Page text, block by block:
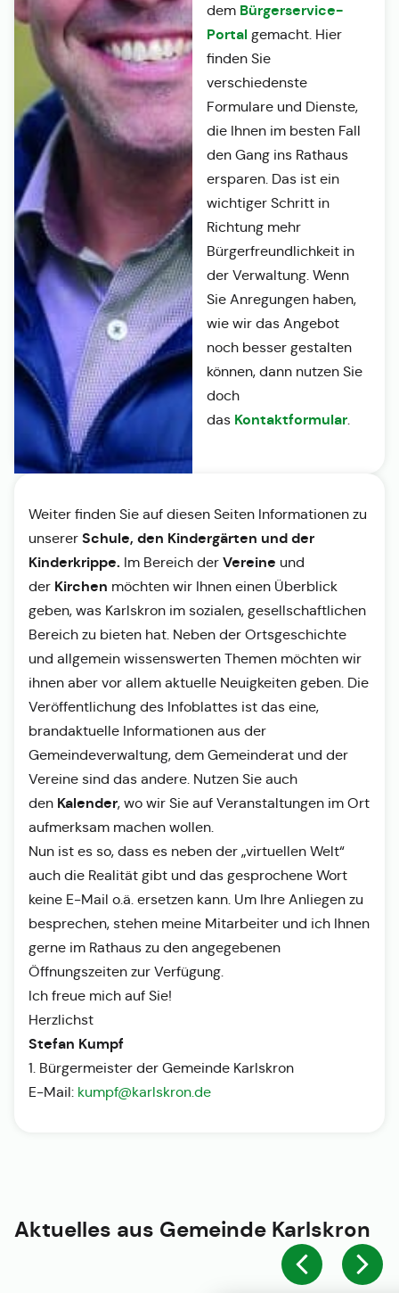
dem Bürgerservice-
Portalgemacht. Hier
finden Sie
verschiedenste
Formulare und Dienste,
die Ihnen im besten Fall
den Gang ins Rathaus
ersparen. Das ist ein
wichtiger Schritt in
Richtung mehr
Bürgerfreundlichkeit in
der Verwaltung. Wenn
Sie Anregungen haben,
wie wir das Angebot
noch besser gestalten
können, dann nutzen Sie
doch
das Kontaktformular.
Weiter finden Sie auf diesen Seiten Informationen zu
unserer Schule, den Kindergärten und der
Kinderkrippe. Im Bereich der Vereine und
der Kirchen möchten wir Ihnen einen Überblick
geben, was Karlskron im sozialen, gesellschaftlichen
Bereich zu bieten hat. Neben der Ortsgeschichte
und allgemein wissenswerten Themen möchten wir
ihnen aber vor allem aktuelle Neuigkeiten geben. Die
Veröffentlichung des Infoblattes ist das eine,
brandaktuelle Informationen aus der
Gemeindeverwaltung, dem Gemeinderat und der
Vereine sind das andere. Nutzen Sie auch
den Kalender, wo wir Sie auf Veranstaltungen im Ort
aufmerksam machen wollen.
Nun ist es so, dass es neben der „virtuellen Welt“
auch die Realität gibt und das gesprochene Wort
keine E-Mail o.ä. ersetzen kann. Um Ihre Anliegen zu
besprechen, stehen meine Mitarbeiter und ich Ihnen
gerne im Rathaus zu den angegebenen
Öffnungszeiten zur Verfügung.
Ich freue mich auf Sie!
Herzlichst
Stefan Kumpf
1. Bürgermeister der Gemeinde Karlskron
E-Mail: kumpf@karlskron.de
Aktuelles aus Gemeinde Karlskron